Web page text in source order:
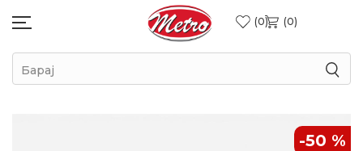
0 0
Барај
-50 %